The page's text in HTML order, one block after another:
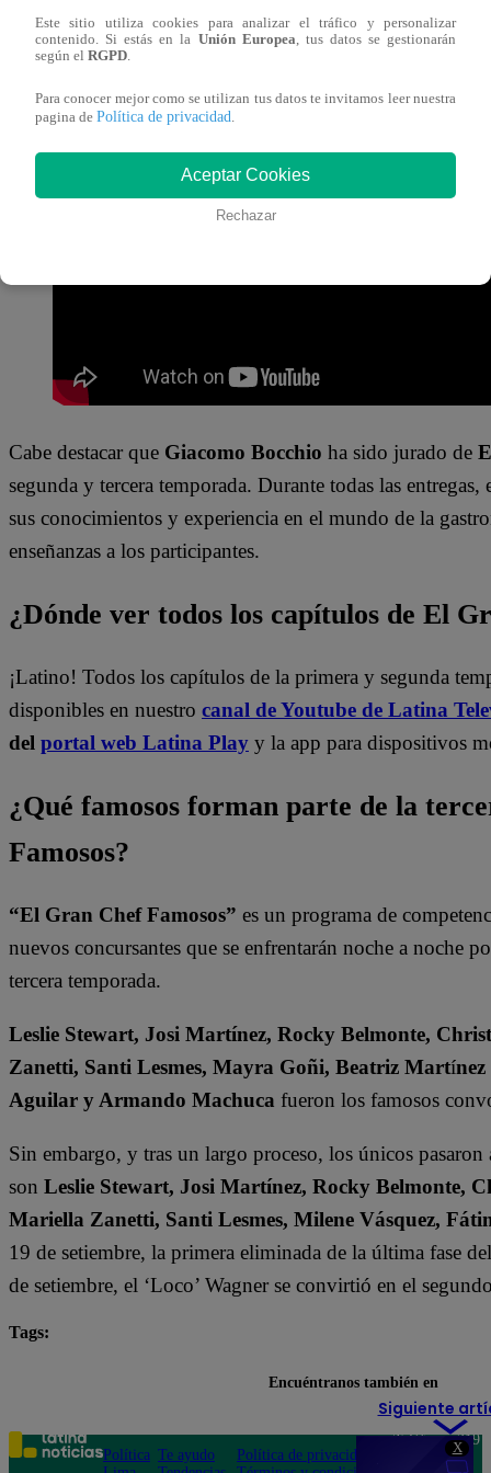
X
El Gran Chef Famososdestacó que siempre debe
cocinar de la mejor forma y de todas las formas. Los
Orden en la cocina
Tipo de corte y cuidado
Cabe destacar que Giacomo Bocchio ha sido jurado de
segunda y tercera temporada. Durante todas las
sus conocimientos y experiencia en el mundo de la
enseñanzas a los participantes.
¿Dónde ver todos los capítulos de El
¡Latino! Todos los capítulos de la primera y segunda
disponibles en nuestro canal de Youtube de Latina
del portal web Latina Play y la app para dispositivos
¿Qué famosos forman parte de la
Famosos?
“El Gran Chef Famosos” es un programa de
nuevos concursantes que se enfrentarán noche a noche
tercera temporada.
Leslie Stewart, Josi Martínez, Rocky Belmonte,
Zanetti, Santi Lesmes, Mayra Goñi, Beatriz Martí
Aguilar y Armando Machuca fueron los famosos
Sin embargo, y tras un largo proceso, los únicos
son Leslie Stewart, Josi Martínez, Rocky Belmonte,
Mariella Zanetti, Santi Lesmes, Milene Vásquez,
19 de setiembre, la primera eliminada de la última fase
de setiembre, el ‘Loco’ Wagner se convirtió en el
Tags:
Siguiente
Este sitio utiliza cookies para analizar el tráfico y personalizar
contenido. Si estás en la Unión Europea , tus datos se gestionarán
según el RGPD
Para conocer mejor como se utilizan tus datos te invitamos leer nuestra
pagina de Política de privacidad
Aceptar Cookies
Rechazar
Encuéntranos también en
Política Te ayudo
Política de privacidad
Teléfono: 219